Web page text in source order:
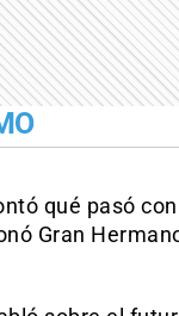
qué pasó
Gran